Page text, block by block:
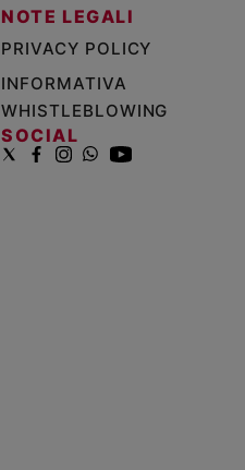
NOTE LEGALI
PRIVACY POLICY
INFORMATIVA
WHISTLEBLOWING
SOCIAL